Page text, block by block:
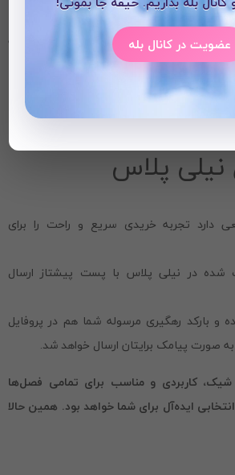
رنگ های مختلف است
چوبی شیک نه تنها زیبایی بیشتری به
دوام و کیفیت نیز قابل اعتماد هستند.
نیلی پلاس
دارد تجربه خریدی سریع و راحت را برای
در نیلی پلاس با پست پیشتاز ارسال
و بارکد رهگیری مرسوله شما هم در پروفایل
صورت پیامک برایتان ارسال خواهد شد.
شیک، کاربردی و مناسب برای تمامی فصل‌ها
ایده‌آل برای شما خواهد بود. همین حالا
عضویت در کانال بله